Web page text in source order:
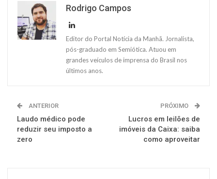
Rodrigo Campos
Editor do Portal Notícia da Manhã. Jornalista,
pós-graduado em Semiótica. Atuou em
grandes veículos de imprensa do Brasil nos
últimos anos.
ANTERIOR
Laudo médico pode
reduzir seu imposto a
zero
PRÓXIMO
Lucros em leilões de
imóveis da Caixa: saiba
como aproveitar